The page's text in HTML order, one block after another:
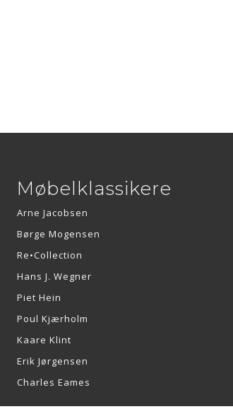
Møbelklassikere
Arne Jacobsen
Børge Mogensen
Re•Collection
Hans J. Wegner
Piet Hein
Poul Kjærholm
Kaare Klint
Erik Jørgensen
Charles Eames